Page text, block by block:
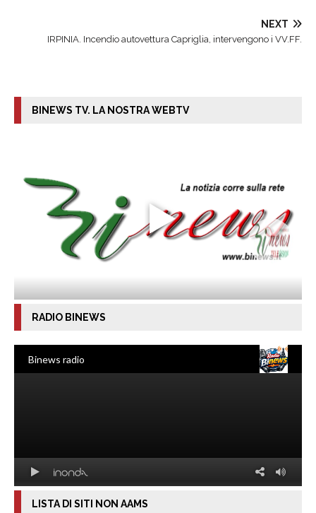
NEXT
IRPINIA. Incendio autovettura Capriglia, intervengono i VV.FF.
BINEWS TV. LA NOSTRA WEBTV
RADIO BINEWS
LISTA DI SITI NON AAMS